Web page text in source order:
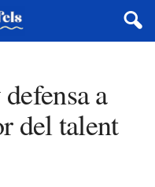
a
del talent